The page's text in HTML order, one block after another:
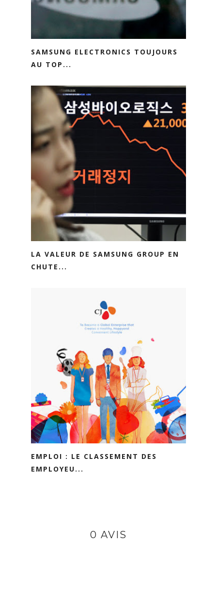
SAMSUNG ELECTRONICS TOUJOURS
AU TOP...
LA VALEUR DE SAMSUNG GROUP EN
CHUTE...
EMPLOI : LE CLASSEMENT DES
EMPLOYEU...
0 AVIS